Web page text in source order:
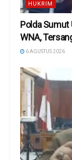
HUKRIM
Polda Sumut
WNA,
6 AGUSTUS 2026